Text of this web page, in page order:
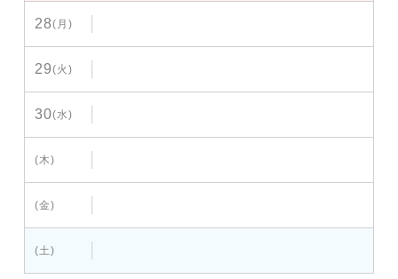
28(月)
29(火)
30(水)
(木)
(金)
(土)